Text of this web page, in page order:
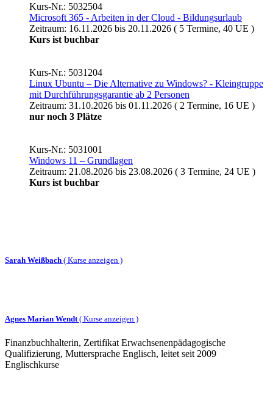
Kurs-Nr.: 5032504
Microsoft 365 - Arbeiten in der Cloud - Bildungsurlaub
Zeitraum: 16.11.2026 bis 20.11.2026 ( 5 Termine, 40 UE )
Kurs ist buchbar
Kurs-Nr.: 5031204
Linux Ubuntu – Die Alternative zu Windows? - Kleingruppe
mit Durchführungsgarantie ab 2 Personen
Zeitraum: 31.10.2026 bis 01.11.2026 ( 2 Termine, 16 UE )
nur noch 3 Plätze
Kurs-Nr.: 5031001
Windows 11 – Grundlagen
Zeitraum: 21.08.2026 bis 23.08.2026 ( 3 Termine, 24 UE )
Kurs ist buchbar
Sarah Weißbach ( Kurse anzeigen )
Agnes Marian Wendt( Kurse anzeigen )
Finanzbuchhalterin, Zertifikat Erwachsenenpädagogische
Qualifizierung, Muttersprache Englisch, leitet seit 2009
Englischkurse